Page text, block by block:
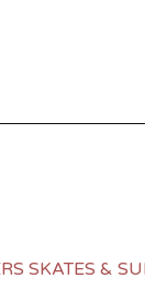
SKATES &